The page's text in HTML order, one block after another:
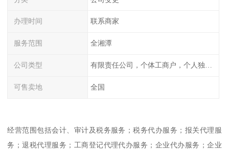
办理时间 联系商家
服务范围 全湘潭
公司类型
可售卖地 全国
经营范围包括会计、审计及税务服务；税务代办服务；报关代理服
务；退税代理服务；工商登记代理代办服务；企业代办服务；企业